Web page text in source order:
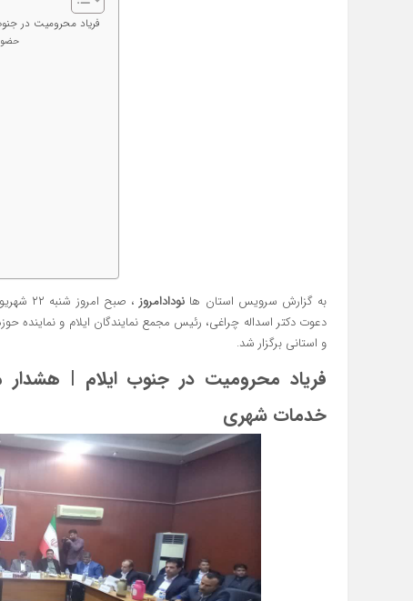
فریاد محرومیت در
به گزارش سرویس استان ها نودادامروز
، صبح
دعوت دکتر اسداله چراغی، رئیس مجمع نمایندگان ایلام و
و استانی برگزار شد.
فریاد محرومیت در جنوب ایلام | هشدار
خدمات شهری